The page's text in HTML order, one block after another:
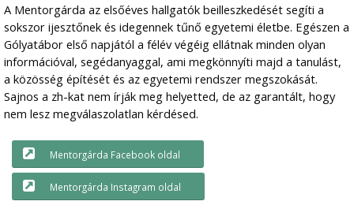
A Mentorgárda az elsőéves hallgatók beilleszkedését segíti a
sokszor ijesztőnek és idegennek tűnő egyetemi életbe. Egészen a
Gólyatábor első napjától a félév végéig ellátnak minden olyan
információval, segédanyaggal, ami megkönnyíti majd a tanulást,
a közösség építését és az egyetemi rendszer megszokását.
Sajnos a zh-kat nem írják meg helyetted, de az garantált, hogy
nem lesz megválaszolatlan kérdésed.
Mentorgárda Facebook oldal
Mentorgárda Instagram oldal